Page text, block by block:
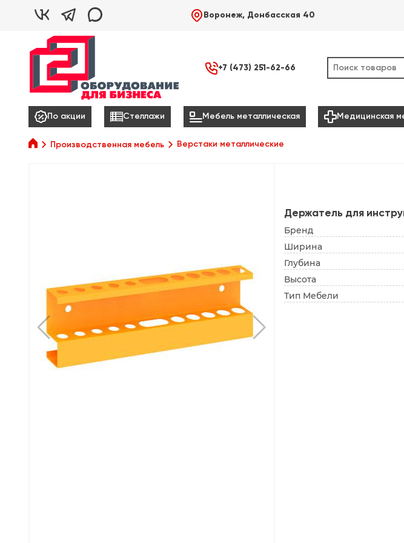
   Воронеж, Донбасская 40
+7 (473) 251-62-66
По акции Стеллажи Мебель металлическая Медицинская
 Производственная мебель Верстаки металлические
Держатель для
Бренд
Ширина
Глубина
Высота
Тип Мебели